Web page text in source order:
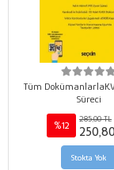
Tüm
Süreci
%12
285,00 TL
Stokta Yok